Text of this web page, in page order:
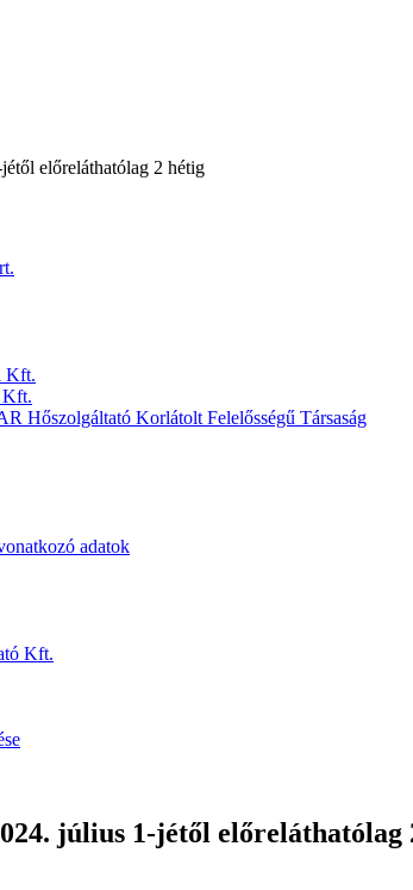
előreláthatólag 2 hétig
Kft.
Kft.
Hőszolgáltató Korlátolt Felelősségű Társaság
adatok
Kft.
július 1-jétől előreláthatólag